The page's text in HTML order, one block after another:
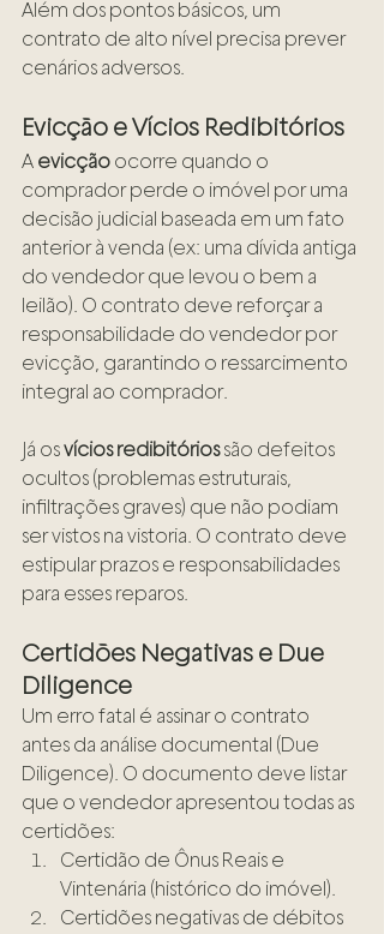
Além dos pontos básicos, um
contrato de alto nível precisa prever
cenários adversos.
Evicção e Vícios Redibitórios
A evicção ocorre quando o
comprador perde o imóvel por uma
decisão judicial baseada em um fato
anterior à venda (ex: uma dívida antiga
do vendedor que levou o bem a
leilão). O contrato deve reforçar a
responsabilidade do vendedor por
evicção, garantindo o ressarcimento
integral ao comprador.
Já os vícios redibitórios são defeitos
ocultos (problemas estruturais,
infiltrações graves) que não podiam
ser vistos na vistoria. O contrato deve
estipular prazos e responsabilidades
para esses reparos.
Certidões Negativas e Due
Diligence
Um erro fatal é assinar o contrato
antes da análise documental (Due
Diligence). O documento deve listar
que o vendedor apresentou todas as
certidões:
Certidão de Ônus Reais e
Vintenária (histórico do imóvel).
Certidões negativas de débitos